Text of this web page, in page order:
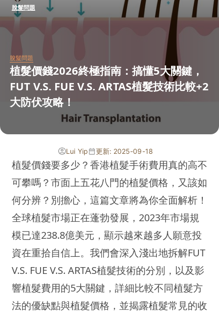
脫髮問題
脫髮問題
植髮價錢2026終極指南：搞懂5大關鍵，
FUT V.S. FUE V.S. ARTAS植髮技術比較+2
大防伏攻略！
Lui Yip 更新: 2025-09-18
植髮價錢要多少？香港植髮手術費用真的高不
可攀嗎？市面上五花八門的植髮價格，又該如
何分辨？別擔心，這篇文章將為你全面解析！
全球植髮市場正在蓬勃發展，2023年市場規
模已達238.8億美元，顯示越來越多人願意投
資在重拾自信上。我們會深入淺出地拆解FUT
V.S. FUE V.S. ARTAS植髮技術的分別，以及影
響植髮費用的5大關鍵，詳細比較不同植髮方
法的優缺點與植髮價格，並揭露植髮常見的收